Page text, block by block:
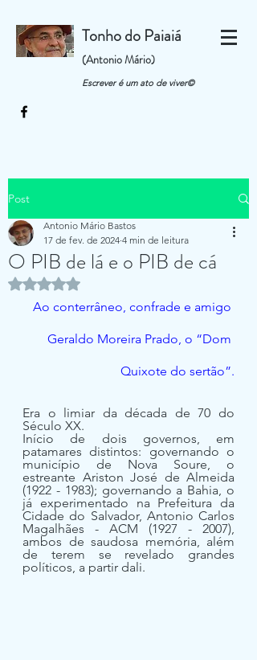
Tonho do Paiaiá
(Antonio Mário)
Escrever é um ato de viver©
Post
O PIB de lá e o PIB de cá
Antonio Mário Bastos
17 de fev. de 2024 4 min de leitura
Avaliado com NaN de 5 estrelas.
Ao conterrâneo, confrade e amigo
Geraldo Moreira Prado, o “Dom
Quixote do sertão”.
Era o limiar da década de 70 do
Século XX.
Início de dois governos, em
patamares distintos: governando o
município de Nova Soure, o
estreante Ariston José de Almeida
(1922 - 1983); governando a Bahia, o
já experimentado na Prefeitura da
Cidade do Salvador, Antonio Carlos
Magalhães - ACM (1927 - 2007),
ambos de saudosa memória, além
de terem se revelado grandes
políticos, a partir dali.